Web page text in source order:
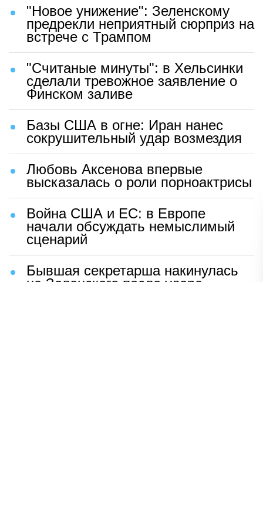
"Новое унижение": Зеленскому
предрекли неприятный сюрприз на
встрече с Трампом
"Считаные минуты": в Хельсинки
сделали тревожное заявление о
Финском заливе
Базы США в огне: Иран нанес
сокрушительный удар возмездия
Любовь Аксенова впервые
высказалась о роли порноактрисы
Война США и ЕС: в Европе
начали обсуждать немыслимый
сценарий
Бывшая секретарша накинулась
на Зеленского после удара